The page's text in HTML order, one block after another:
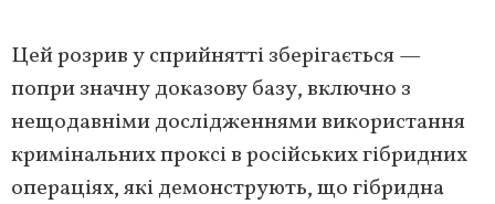
Цей розрив у сприйнятті зберігається —
попри значну доказову базу, включно з
нещодавніми дослідженнями використання
кримінальних проксі в російських гібридних
операціях, які демонструють, що гібридна